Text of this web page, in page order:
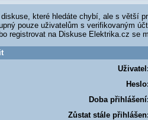
které hledáte chybí, ale s větší
pouze uživatelům s verifikovaným
registrovat na Diskuse Elektrika.cz se
Uživatel:
Heslo:
Doba přihlášení:
Zůstat stále přihlášen: